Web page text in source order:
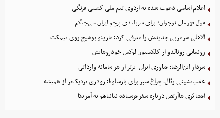
اعلام اسامی دعوت شده به اردوی تیم ملی کشتی فرنگی
قول قهرمان نوجوان؛ برای سربلندی پرچم ایران می‌جنگم
الاهلی سرمربی جدیدش را معرفی کرد؛ مارینو بوشیچ روی نیمکت
رونمایی رونالدو از کلکسیون لوکس خودروهایش
سردار ابن‌الرضا: فناوری ایران، برتر از هر سامانه وارداتی
عقب‌نشینی رئال، چراغ سبز برای بارسلونا؛ رودری نزدیک‌تر از همیشه
افشاگری هاآرتص درباره سفر فرستاده نتانیاهو به آمریکا